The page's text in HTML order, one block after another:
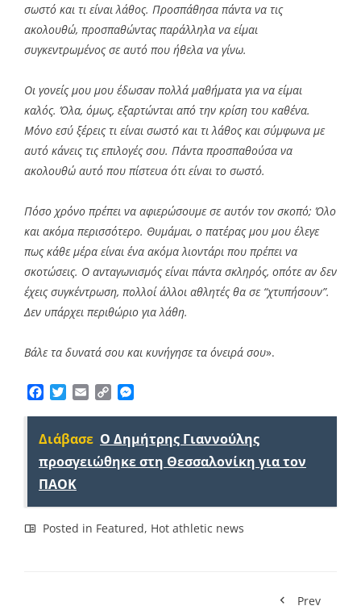
σωστό και τι είναι λάθος. Προσπάθησα πάντα να τις
ακολουθώ, προσπαθώντας παράλληλα να είμαι
συγκεντρωμένος σε αυτό που ήθελα να γίνω.
Οι γονείς μου μου έδωσαν πολλά μαθήματα για να είμαι
καλός. Όλα, όμως, εξαρτώνται από την κρίση του καθένα.
Μόνο εσύ ξέρεις τι είναι σωστό και τι λάθος και σύμφωνα με
αυτό κάνεις τις επιλογές σου. Πάντα προσπαθούσα να
ακολουθώ αυτό που πίστευα ότι είναι το σωστό.
Πόσο χρόνο πρέπει να αφιερώσουμε σε αυτόν τον σκοπό; Όλο
και ακόμα περισσότερο. Θυμάμαι, ο πατέρας μου μου έλεγε
πως κάθε μέρα είναι ένα ακόμα λιοντάρι που πρέπει να
σκοτώσεις. Ο ανταγωνισμός είναι πάντα σκληρός, οπότε αν δεν
έχεις συγκέντρωση, πολλοί άλλοι αθλητές θα σε “χτυπήσουν”.
Δεν υπάρχει περιθώριο για λάθη.
Βάλε τα δυνατά σου και κυνήγησε τα όνειρά σου».
Facebook
TwitterEmailCopy
Διάβασε Ο Δημήτρης Γιαννούλης
προσγειώθηκε στη Θεσσαλονίκη για τον
ΠΑΟΚ
Posted in Featured, Hot athletic news
Prev